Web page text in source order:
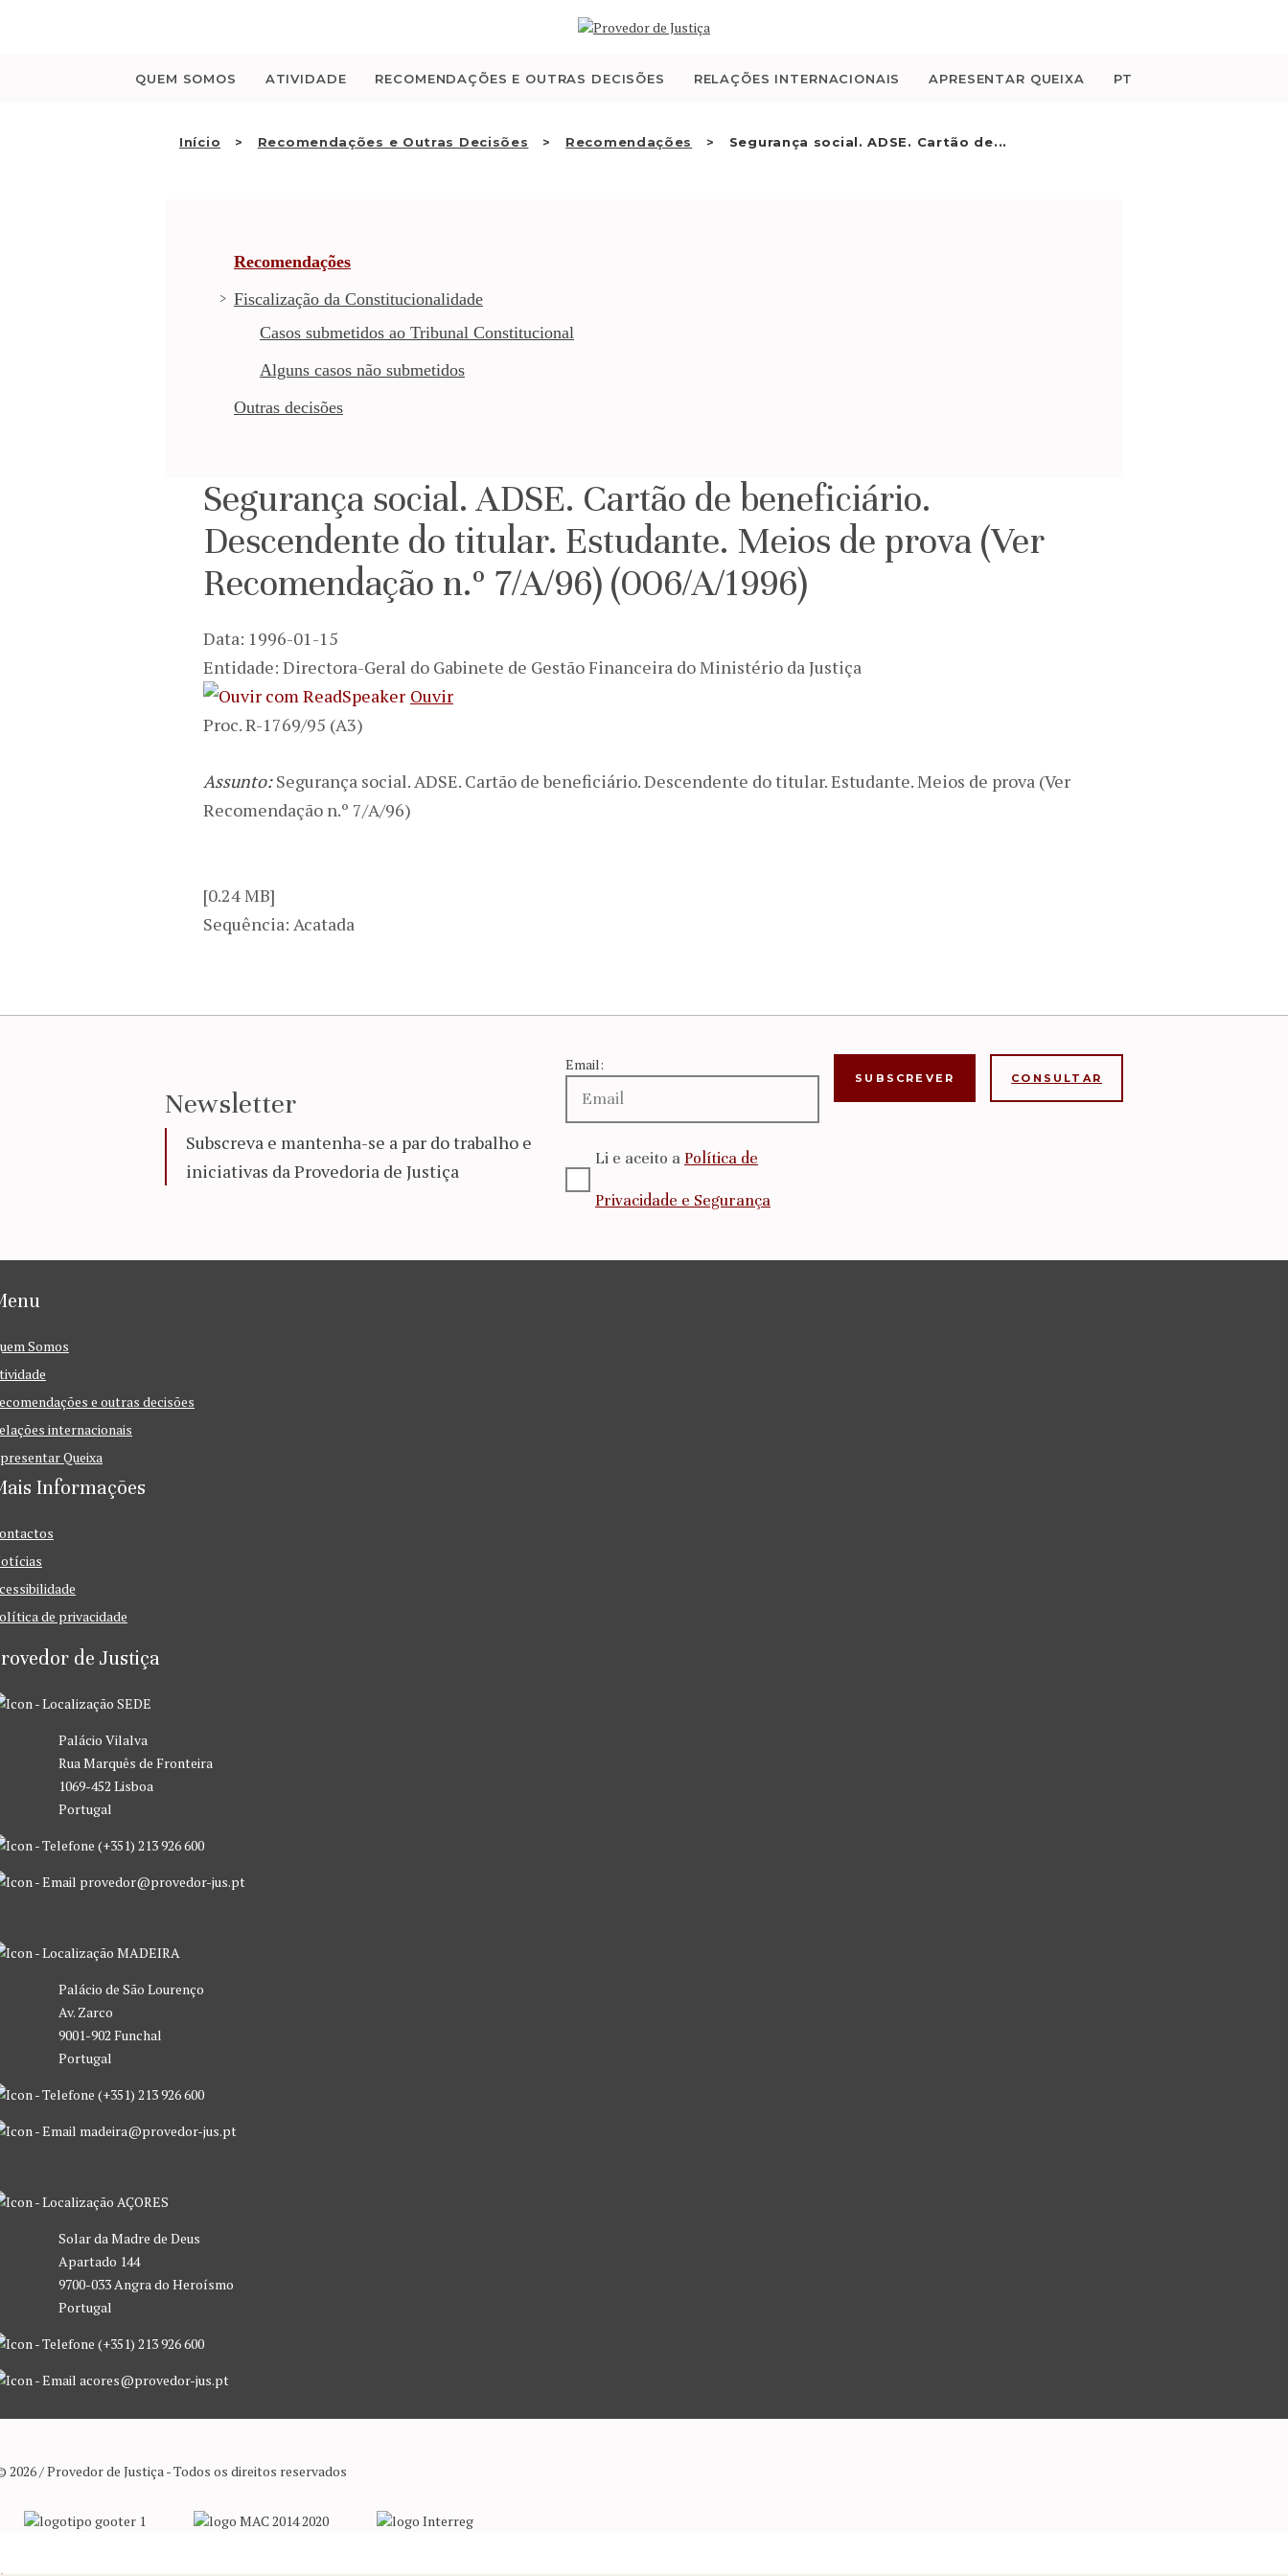
QUEM SOMOS ATIVIDADE RECOMENDAÇÕES E OUTRAS DECISÕES RELAÇÕES INTERNACIONAIS APRESENTAR QUEIXA PT
Início Recomendações e Outras Decisões Recomendações Segurança social. ADSE. Cartão de...
QUEM SOMOS
ATIVIDADE
RECOMENDAÇÕES E
APRESENTAR QUEIXA
Recomendações
Fiscalização da Constitucionalidade
Casos submetidos ao Tribunal Constitucional
Alguns casos não submetidos
Outras decisões
Segurança social. ADSE. Cartão de beneficiário.
Descendente do titular. Estudante. Meios de prova (Ver
Recomendação n.º 7/A/96) (006/A/1996)
Data: 1996-01-15
Entidade: Directora-Geral do Gabinete de Gestão Financeira do Ministério da Justiça
Ouvir
Proc. R-1769/95 (A3)
Assunto:Segurança social. ADSE. Cartão de beneficiário. Descendente do titular. Estudante. Meios de prova (Ver
Recomendação n.º 7/A/96)
[0.24 MB]
Sequência: Acatada
Newsletter
Subscreva e mantenha-se a par do trabalho e
iniciativas da Provedoria de Justiça
Email:
Li e aceito a Política de
Privacidade e Segurança
CONSULTAR
Somos
e outras decisões
internacionais
Queixa
Informações
de privacidade
de Justiça
SEDE
Palácio Vilalva
Rua Marquês de Fronteira
1069-452 Lisboa
Portugal
(+351) 213 926 600
provedor@provedor-jus.pt
MADEIRA
Palácio de São Lourenço
Av. Zarco
9001-902 Funchal
Portugal
(+351) 213 926 600
madeira@provedor-jus.pt
AÇORES
Solar da Madre de Deus
Apartado 144
9700-033 Angra do Heroísmo
Portugal
(+351) 213 926 600
acores@provedor-jus.pt
2026 / Provedor de Justiça - Todos os direitos reservados